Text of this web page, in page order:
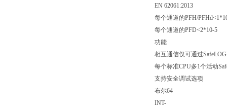
EN 62061:2013
每个通道的PFH/
每个通道的PFD<2*10-5
功能
相互通信仅可通过
每个标准CPU多1个活动
支持安全调试选项
布尔64
INT-